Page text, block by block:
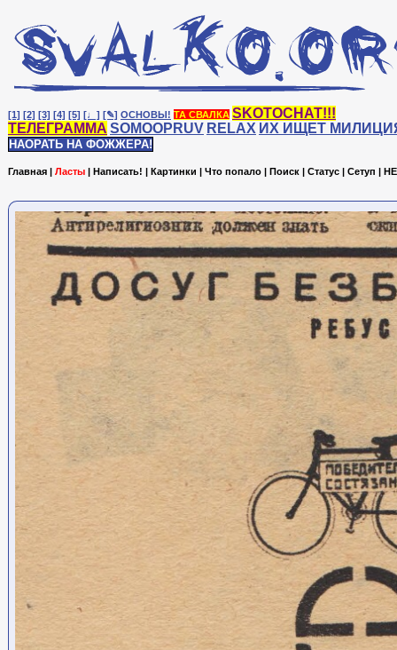
[1] [2] [3] [4] [5] [♩] [✎] ОСНОВЫ! ТА СВАЛКА SKOTOCHAT!!!
ТЕЛЕГРАММА SOMOOPRUV RELAX ИХ ИЩЕТ
НАОРАТЬ НА ФОЖЖЕРА!
Главная | Ласты | Написать! | Картинки | Что попало | Поиск | Статус | Сетуп |